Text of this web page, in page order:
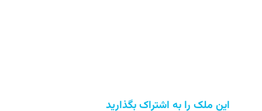
این ملک را به اشتراک بگذارید